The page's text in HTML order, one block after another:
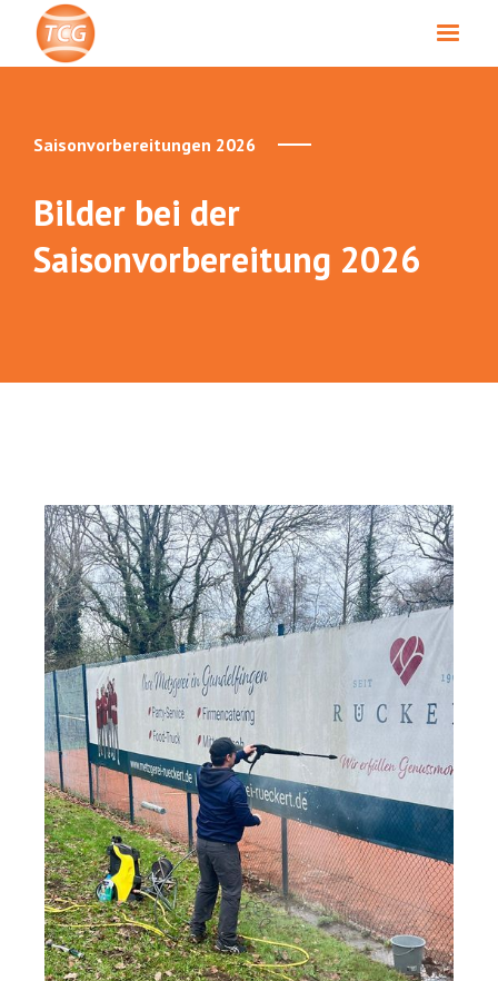
Saisonvorbereitungen 2026
Bilder bei der
Saisonvorbereitung 2026